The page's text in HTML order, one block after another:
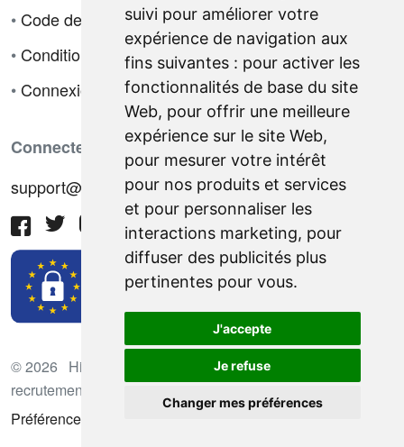
suivi pour améliorer votre
expérience de navigation aux
fins suivantes : pour activer les
fonctionnalités de base du site
Web, pour offrir une meilleure
expérience sur le site Web,
pour mesurer votre intérêt
pour nos produits et services
et pour personnaliser les
interactions marketing, pour
diffuser des publicités plus
pertinentes pour vous.
J'accepte
Je refuse
Changer mes préférences
• Code de déontologie
• Conditions de vente
• Connexion
Connectez-vous avec nous
support@hiringnotes.com
© 2026 Hiring Notes. Plateforme international de
recrutement
Préférences des cookies